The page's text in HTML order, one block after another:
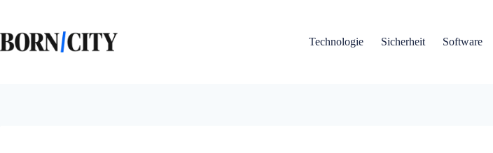
springen
Technologie
Sicherheit Software